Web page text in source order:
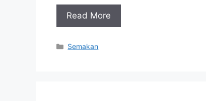
Read More
Categories
Semakan